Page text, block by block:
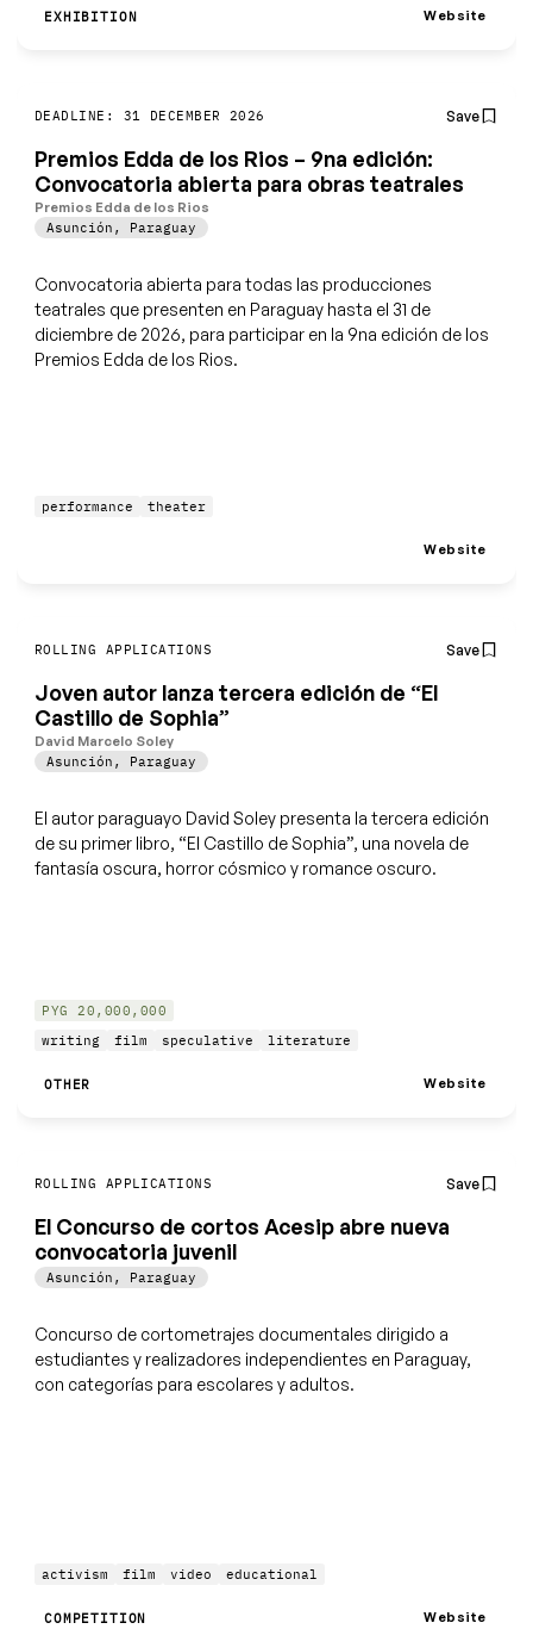
EXHIBITION Website
DEADLINE: 31 DECEMBER 2026 Save
Premios Edda de los Rios – 9na edición:
Convocatoria abierta para obras teatrales
Premios Edda de los Rios
Asunción , Paraguay
Convocatoria abierta para todas las producciones
teatrales que presenten en Paraguay hasta el 31 de
diciembre de 2026, para participar en la 9na edición de los
Premios Edda de los Rios.
performance theater
Website
ROLLING APPLICATIONS Save
Joven autor lanza tercera edición de “El
Castillo de Sophia”
David Marcelo Soley
Asunción , Paraguay
El autor paraguayo David Soley presenta la tercera edición
de su primer libro, “El Castillo de Sophia”, una novela de
fantasía oscura, horror cósmico y romance oscuro.
PYG 20,000,000
writing
film speculative literature
OTHER Website
ROLLING APPLICATIONS Save
El Concurso de cortos Acesip abre nueva
convocatoria juvenil
Asunción , Paraguay
Concurso de cortometrajes documentales dirigido a
estudiantes y realizadores independientes en Paraguay,
con categorías para escolares y adultos.
activism film video educational
COMPETITION Website